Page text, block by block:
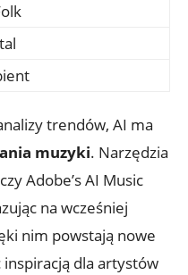
trendów, AI ma
muzyki. Narzędzia
Adobe’s AI Music
na wcześniej
nim powstają nowe
dla artystów